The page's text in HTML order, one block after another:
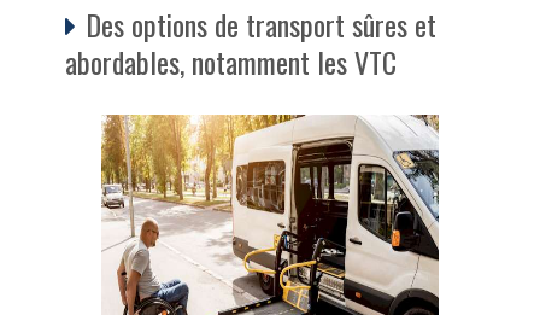
Des options de transport sûres et
abordables, notamment les VTC